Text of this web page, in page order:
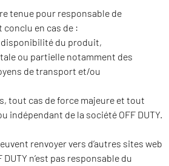
tenue pour responsable de
conclu en cas de :
du produit,
ou partielle notamment des
de transport et/ou
tout cas de force majeure et tout
indépendant de la société OFF DUTY.
renvoyer vers d’autres sites web
n’est pas responsable du